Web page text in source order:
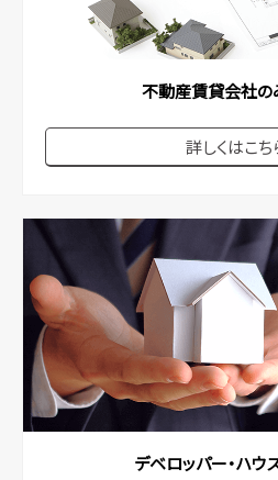
不動産賃貸会社の
詳しくはこち
デベロッパー・ハウ